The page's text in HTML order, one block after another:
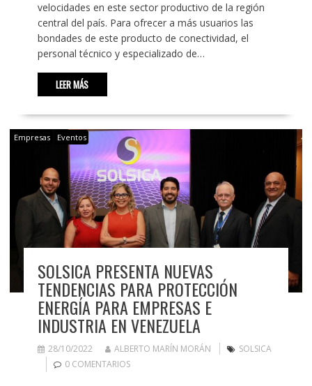
velocidades en este sector productivo de la región
central del país. Para ofrecer a más usuarios las
bondades de este producto de conectividad, el
personal técnico y especializado de…
LEER MÁS
Empresas Eventos
SOLSICA PRESENTA NUEVAS
TENDENCIAS PARA PROTECCIÓN
ENERGÍA PARA EMPRESAS E
INDUSTRIA EN VENEZUELA
28/10/2022 ALBERTO MARÍN MORÁN
SOLSICA
0 COMENTARIOS